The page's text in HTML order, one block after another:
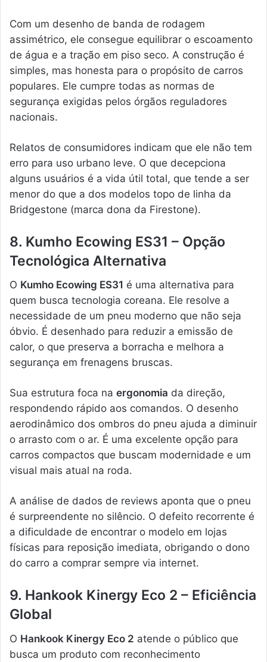
Com um desenho de banda de rodagem
assimétrico, ele consegue equilibrar o escoamento
de água e a tração em piso seco. A construção é
simples, mas honesta para o propósito de carros
populares. Ele cumpre todas as normas de
segurança exigidas pelos órgãos reguladores
nacionais.
Relatos de consumidores indicam que ele não tem
erro para uso urbano leve. O que decepciona
alguns usuários é a vida útil total, que tende a ser
menor do que a dos modelos topo de linha da
Bridgestone (marca dona da Firestone).
8. Kumho Ecowing ES31 – Opção
Tecnológica Alternativa
O Kumho Ecowing ES31 é uma alternativa para
quem busca tecnologia coreana. Ele resolve a
necessidade de um pneu moderno que não seja
óbvio. É desenhado para reduzir a emissão de
calor, o que preserva a borracha e melhora a
segurança em frenagens bruscas.
Sua estrutura foca na ergonomia da direção,
respondendo rápido aos comandos. O desenho
aerodinâmico dos ombros do pneu ajuda a diminuir
o arrasto com o ar. É uma excelente opção para
carros compactos que buscam modernidade e um
visual mais atual na roda.
A análise de dados de reviews aponta que o pneu
é surpreendente no silêncio. O defeito recorrente é
a dificuldade de encontrar o modelo em lojas
físicas para reposição imediata, obrigando o dono
do carro a comprar sempre via internet.
9. Hankook Kinergy Eco 2 – Eficiência
Global
O Hankook Kinergy Eco 2 atende o público que
busca um produto com reconhecimento